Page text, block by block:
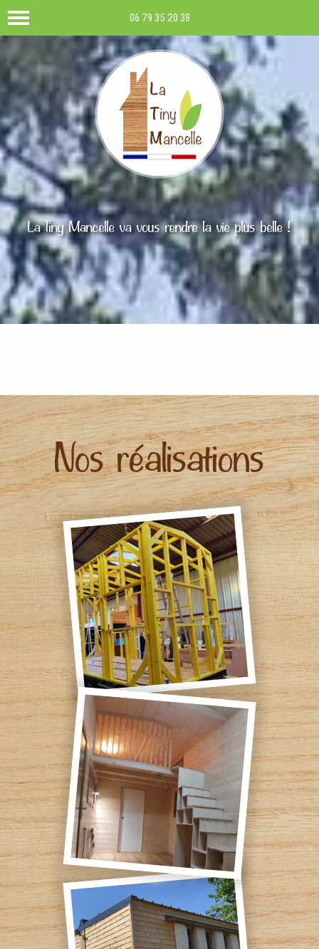
06 79 35 20 38
La Tiny Mancelle va vous rendre la vie plus belle !
Nos réalisations